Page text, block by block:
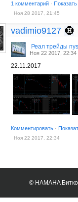
1 комментарий ·
Ноя 28 2017, 21:45
vadimio9127
Реал трейды
Ноя 22 2017, 22:34
22.11.2017
Комментировать ·
Ноя 22 2017, 22:34
© HAMAHA